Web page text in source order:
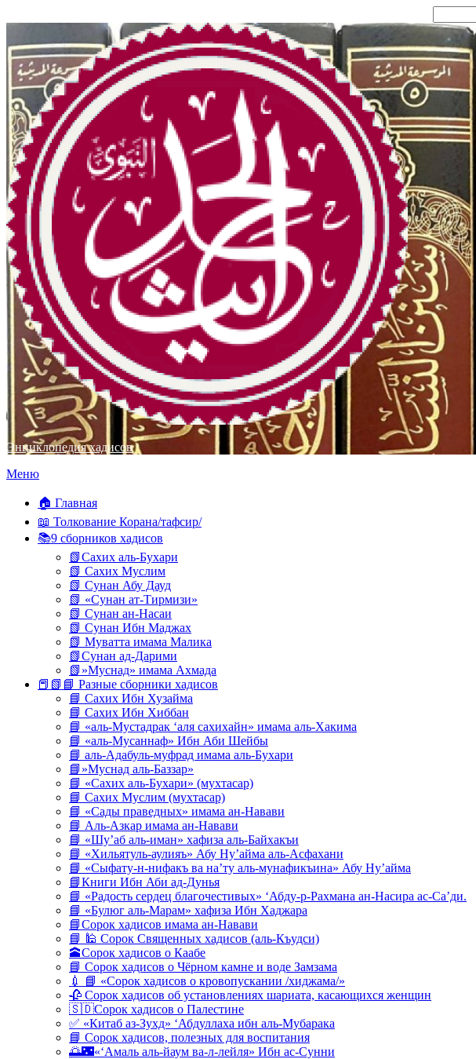
Энциклопедия хадисов
Перейти
содержимому
Меню
🏠 Главная
📖 Толкование Корана/тафсир/
📚9 сборников хадисов
📗Сахих аль-Бухари
📗 Сахих Муслим
📗 Сунан Абу Дауд
📗 «Сунан ат-Тирмизи»
📗 Сунан ан-Насаи
📗 Сунан Ибн Маджах
📗 Муватта имама Малика
📗Сунан ад-Дарими
📗»Муснад» имама Ахмада
📕📗📘 Разные сборники хадисов
📘 Сахих Ибн Хузайма
📘 Сахих Ибн Хиббан
📘 «аль-Мустадрак ‘аля сахихайн» имама аль-Хакима
📘 «аль-Мусаннаф» Ибн Аби Шейбы
📘 аль-Адабуль-муфрад имама аль-Бухари
📘»Муснад аль-Баззар»
📘 «Сахих аль-Бухари» (мухтасар)
📘 Сахих Муслим (мухтасар)
📘 «Сады праведных» имама ан-Навави
📘 Аль-Азкар имама ан-Навави
📘 «Шу’аб аль-иман» хафиза аль-Байхакъи
📘 «Хильятуль-аулияъ» Абу Ну’айма аль-Асфахани
📘 «Сыфату-н-нифакъ ва на’ту аль-мунафикъина» Абу Ну’айма
📘Книги Ибн Аби ад-Дунья
📘 «Радость сердец благочестивых» ‘Абду-р-Рахмана ан-Насира ас-Са’ди.
📘 «Булюг аль-Марам» хафиза Ибн Хаджара
📘Сорок хадисов имама ан-Навави
📘 🕌 Сорок Священных хадисов (аль-Къудси)
🕋Сорок хадисов о Каабе
📘 Сорок хадисов о Чёрном камне и воде Замзама
💉 📘 «Сорок хадисов о кровопускании /хиджама/»
🥀 Сорок хадисов об установлениях шариата, касающихся женщин
🇸🇩Сорок хадисов о Палестине
✅ «Китаб аз-Зухд» ‘Абдуллаха ибн аль-Мубарака
📘 Сорок хадисов, полезных для воспитания
🌅🌃«‘Амаль аль-йаум ва-л-лейля» Ибн ас-Сунни